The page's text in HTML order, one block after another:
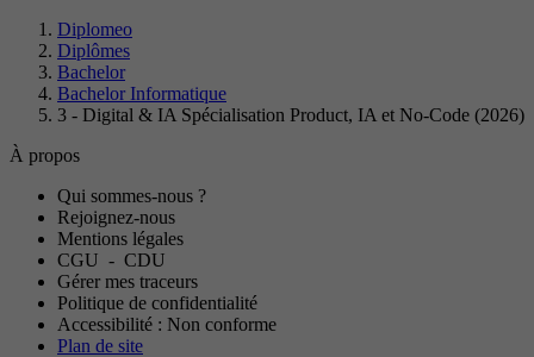
Diplomeo
Diplômes
Bachelor
Bachelor Informatique
3 - Digital & IA Spécialisation Product, IA et No-Code (2026)
À propos
Qui sommes-nous ?
Rejoignez-nous
Mentions légales
CGU - CDU
Gérer mes traceurs
Politique de confidentialité
Accessibilité : Non conforme
Plan de site